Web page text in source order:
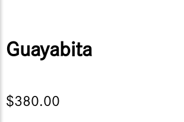
Guayabita
$380.00